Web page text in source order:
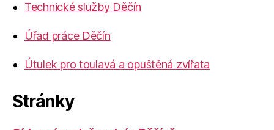
Technické služby Děčín
Úřad práce Děčín
Útulek pro toulavá a opuštěná zvířata
Stránky